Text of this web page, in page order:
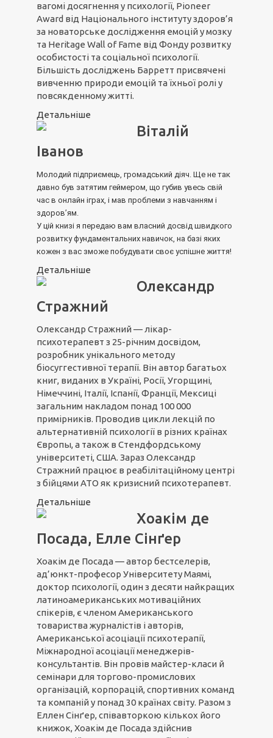
вагомі досягнення у психології, Pioneer
Award від Національного інституту здоров’я
за новаторське дослідження емоцій у мозку
та Heritage Wall of Fame від Фонду розвитку
особистості та соціальної психології.
Більшість досліджень Барретт присвячені
вивченню природи емоцій та їхньої ролі у
повсякденному житті.
Детальніше
Віталій
Іванов
Молодий підприємець, громадський діяч. Ще не так
давно був затятим геймером, що губив увесь свій
час в онлайн іграх, і мав проблеми з навчанням і
здоров’ям.
У цій книзі я передаю вам власний досвід швидкого
розвитку фундаментальних навичок, на базі яких
кожен з вас зможе побудувати своє успішне життя!
Детальніше
Олександр
Стражний
Олександр Стражний — лікар-
психотерапевт з 25-річним досвідом,
розробник унікального методу
біосуггестивної терапії. Він автор багатьох
книг, виданих в Україні, Росії, Угорщині,
Німеччині, Італії, Іспанії, Франції, Мексиці
загальним накладом понад 100 000
примірників. Проводив цикли лекцій по
альтернативній психології в різних країнах
Європы, а також в Стендфордському
університеті, США. Зараз Олександр
Стражний працює в реабілітаційному центрі
з бійцями АТО як кризисний психотерапевт.
Детальніше
Хоакім де
Посада, Елле Сінґер
Хоакім де Посада — автор бестселерів,
ад’юнкт-професор Університету Маямі,
доктор психології, один з десяти найкращих
латиноамериканських мотиваційних
спікерів, є членом Американського
товариства журналістів і авторів,
Американської асоціації психотерапії,
Міжнародної асоціації менеджерів-
консультантів. Він провів майстер-класи й
семінари для торгово-промислових
організацій, корпорацій, спортивних команд
та компаній у понад 30 країнах світу. Разом з
Еллен Сінґер, співавторкою кількох його
книжок, Хоакім де Посада здійснив